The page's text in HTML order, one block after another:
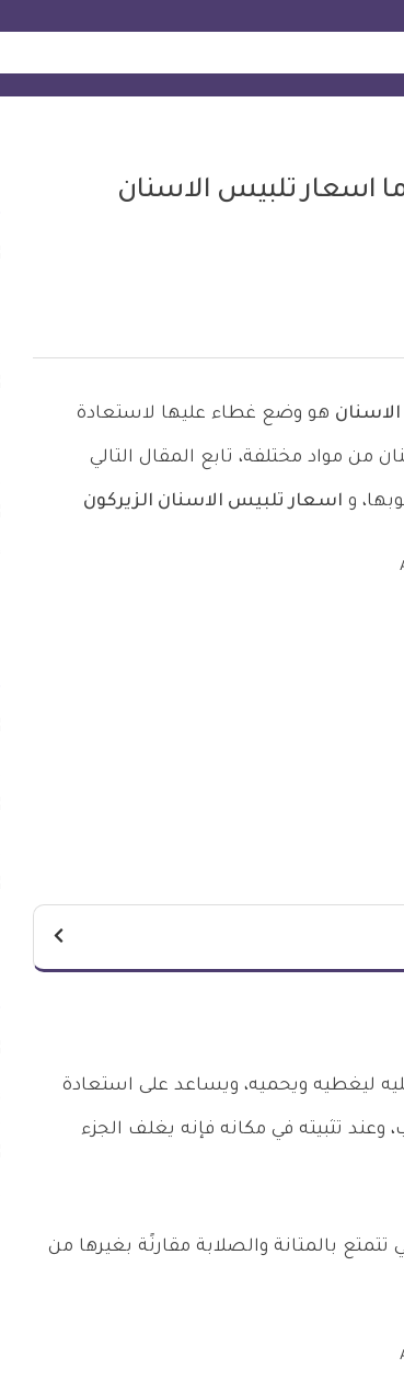
اسعار تلبيس الاسنان
هو وضع غطاء عليها لاستعادة
من مواد مختلفة، تابع المقال التالي
و اسعار تلبيس الاسنان الزيركون
ليغطيه ويحميه، ويساعد على استعادة
تثبيته في مكانه فإنه يغلف الجزء
تتمتع بالمتانة والصلابة مقارنًة بغيرها من